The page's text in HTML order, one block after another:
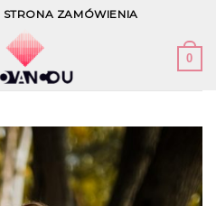
ZAMÓWIENIA
0